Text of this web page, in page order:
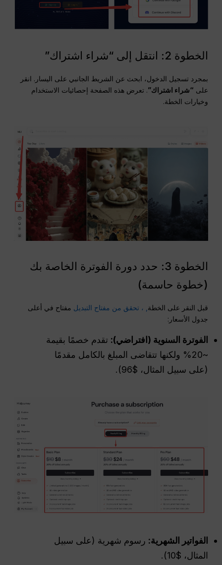
الخطوة 2: انتقل إلى “شراء اشتراك”
بمجرد تسجيل الدخول، ابحث عن الشريط الجانبي على اليسار. انقر
على “شراء اشتراك”. تعرض هذه الصفحة إحصائيات الاستخدام
وخيارات الخطة.
الخطوة 3: حدد دورة الفوترة الخاصة بك
(خطوة حاسمة)
قبل النقر على الخطة , ، تحقق من مفتاح التبديل مفتاح في أعلى
جدول الأسعار:
الفوترة السنوية (افتراضي): تقدم خصمًا بقيمة
~20% ولكنها تتقاضى المبلغ بالكامل مقدمًا
(على سبيل المثال، $96).
الفواتير الشهرية: رسوم شهرية (على سبيل
المثال، $10).